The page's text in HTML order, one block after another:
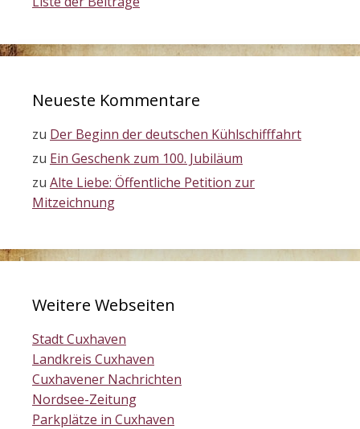
Neueste Kommentare
zu Der Beginn der deutschen Kühlschifffahrt
zu Ein Geschenk zum 100. Jubiläum
zu Alte Liebe: Öffentliche Petition zur
Mitzeichnung
Weitere Webseiten
Stadt Cuxhaven
Landkreis Cuxhaven
Cuxhavener Nachrichten
Nordsee-Zeitung
Parkplätze in Cuxhaven